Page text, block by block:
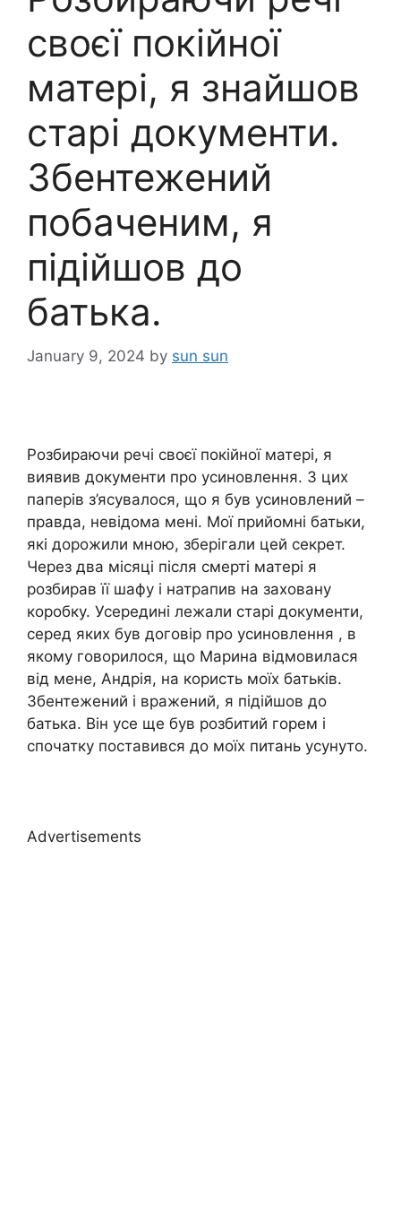
своєї покійної
матері, я знайшов
старі документи.
Збентежений
побаченим, я
підійшов до
батька.
January 9, 2024 by sun sun
Розбираючи речі своєї покійної матері, я
виявив документи про усиновлення. З цих
паперів з’ясувалося, що я був усиновлений –
правда, невідома мені. Мої прийомні батьки,
які дорожили мною, зберігали цей секрет.
Через два місяці після смерті матері я
розбирав її шафу і натрапив на заховану
коробку. Усередині лежали старі документи,
серед яких був договір про усиновлення , в
якому говорилося, що Марина відмовилася
від мене, Андрія, на користь моїх батьків.
Збентежений і вражений, я підійшов до
батька. Він усе ще був розбитий горем і
спочатку поставився до моїх питань усунуто.
Advertisements